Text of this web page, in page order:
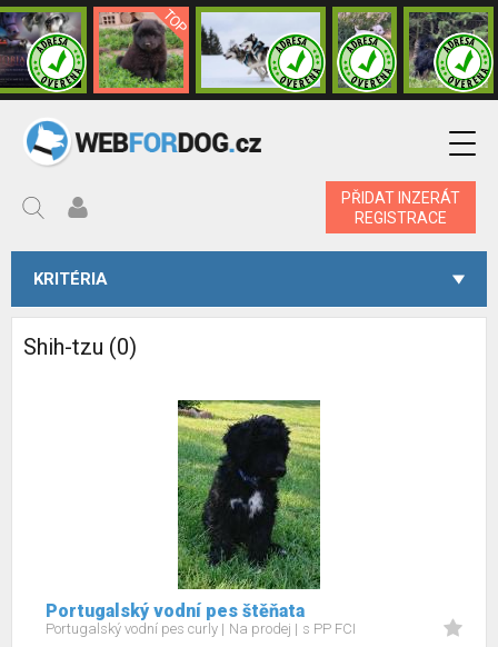
PŘIDAT INZERÁT
REGISTRACE
KRITÉRIA
Shih-tzu (0)
Portugalský vodní pes štěňata
Portugalský vodní pes curly Na prodej s PP FCI